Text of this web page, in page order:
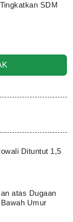
SDM
Dituntut 1,5
atas Dugaan
Umur